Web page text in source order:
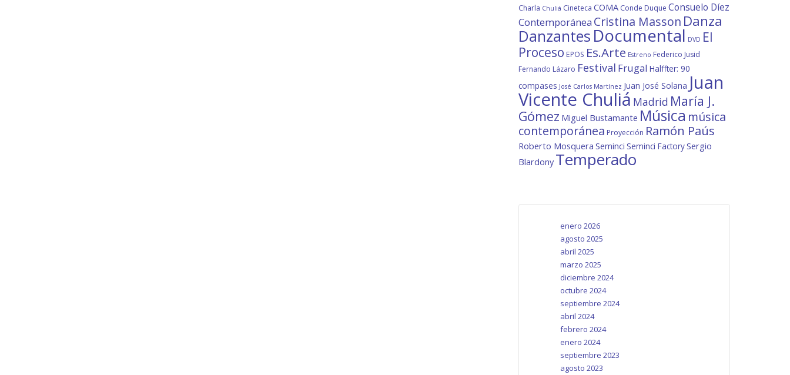
Charla Chuliá Cineteca COMA Conde Duque Consuelo Díez
Contemporánea Cristina Masson Danza
Danzantes Documental DVD El
Proceso EPOS Es.Arte Estreno Federico Jusid
Fernando Lázaro Festival Frugal Halffter: 90
compases José Carlos Martínez Juan José Solana Juan
Vicente Chuliá Madrid María J.
Gómez Miguel Bustamante Música música
contemporánea Proyección Ramón Paús
Roberto Mosquera Seminci Seminci FactorySergio
Blardony Temperado
enero 2026
agosto 2025
abril 2025
marzo 2025
diciembre 2024
octubre 2024
septiembre 2024
abril 2024
febrero 2024
enero 2024
septiembre 2023
agosto 2023